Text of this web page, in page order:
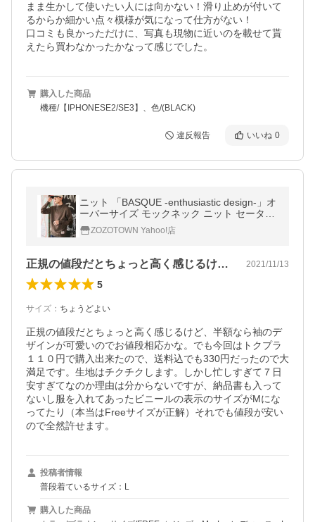
まま生かして使いたい人には向かない！滑り止めが付いて
るからか細かい点々模様が気になって仕方がない！
口コミも良かっただけに、写真も現物に近いのを載せて貰
えたら買わなかったかなって感じでした。
購入した商品
機種/【IPHONESE2/SE3】、色/(BLACK)
違反報告 いいね 0
ニット 「BASQUE -enthusiastic design-」オ
ーバーサイズ モックネック ニット セーター
メンズ レディース
ZOZOTOWN Yahoo!店
正規の値段だとちょっと高く感じるけど、… 2021/11/13
5
サイズ ： ちょうどよい
正規の値段だとちょっと高く感じるけど、半額なら袖のデ
ザインが可愛いのでお値段相応かな。でも今回はトクプラ
１１０円で購入出来たので、送料込でも330円だったので大
満足です。生地はチクチクします。しかし忙しすぎて７日
安すぎてなのか理由は分からないですが、納品書も入って
ないし服を入れてあったビニールの表示のサイズがMにな
ってたり（本当はFreeサイズが正解）それでも値段が安い
ので全然許せます。
投稿者情報
普段着ているサイズ：L
購入した商品